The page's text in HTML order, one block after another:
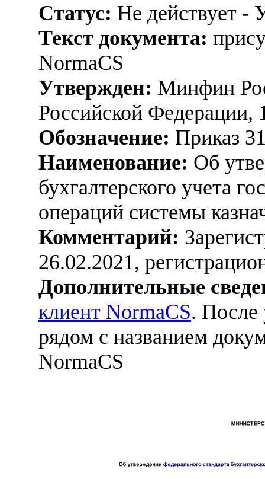
Статус: Не действует -
Текст документа:
NormaCS
Утвержден: Минфин
Российской Федерации,
Обозначение: Приказ
Наименование: Об
бухгалтерского учета
операций системы
Комментарий:
26.02.2021,
Дополнительные
клиент NormaCS. После
рядом с названием
NormaCS